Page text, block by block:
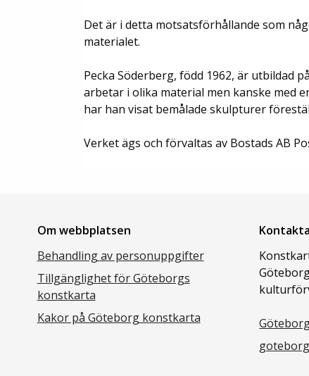
Det är i detta motsatsförhållande som
materialet.
Pecka Söderberg, född 1962, är utbildad
arbetar i olika material men kanske med
har han visat bemålade skulpturer
Verket ägs och förvaltas av Bostads AB
Om webbplatsen
Behandling av personuppgifter
Tillgänglighet för Göteborgs
konstkarta
Kakor på Göteborg konstkarta